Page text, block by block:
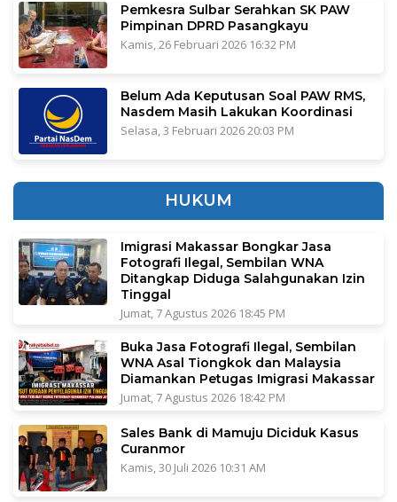
Pemkesra Sulbar Serahkan SK PAW
Pimpinan DPRD Pasangkayu
Kamis, 26 Februari 2026 16:32 PM
Belum Ada Keputusan Soal PAW RMS,
Nasdem Masih Lakukan Koordinasi
Selasa, 3 Februari 2026 20:03 PM
HUKUM
Imigrasi Makassar Bongkar Jasa
Fotografi Ilegal, Sembilan WNA
Ditangkap Diduga Salahgunakan Izin
Tinggal
Jumat, 7 Agustus 2026 18:45 PM
Buka Jasa Fotografi Ilegal, Sembilan
WNA Asal Tiongkok dan Malaysia
Diamankan Petugas Imigrasi Makassar
Jumat, 7 Agustus 2026 18:42 PM
Sales Bank di Mamuju Diciduk Kasus
Curanmor
Kamis, 30 Juli 2026 10:31 AM